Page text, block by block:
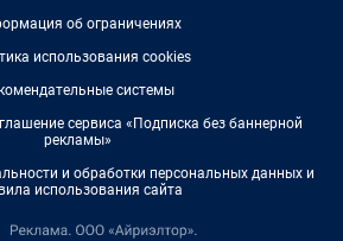
об ограничениях
использования cookies
системы
сервиса «Подписка без баннерной
рекламы»
и обработки персональных данных и
использования сайта